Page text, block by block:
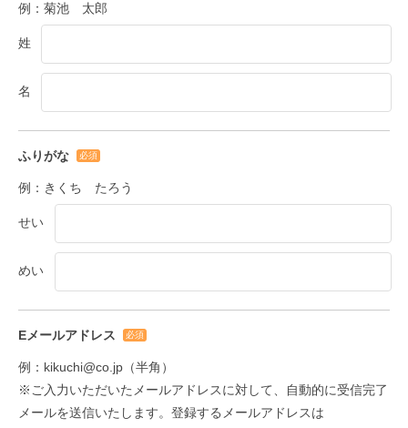
例：菊池 太郎
姓
名
ふりがな 必須
例：きくち たろう
せい
めい
Eメールアドレス 必須
例：kikuchi@co.jp（半角）
※ご入力いただいたメールアドレスに対して、自動的に受信完了
メールを送信いたします。登録するメールアドレスは